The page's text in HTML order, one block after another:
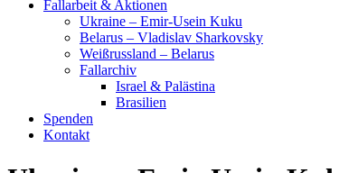
Fallarbeit & Aktionen
Ukraine – Emir-Usein Kuku
Belarus – Vladislav Sharkovsky
Weißrussland – Belarus
Fallarchiv
Israel & Palästina
Brasilien
Spenden
Kontakt